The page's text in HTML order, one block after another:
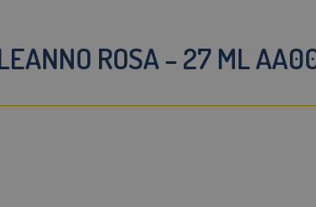
ROSA – 27 ML